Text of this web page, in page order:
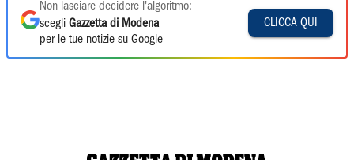
Non lasciare decidere l'algoritmo:
scegli Gazzetta di Modena
per le tue notizie su Google
CLICCA QUI